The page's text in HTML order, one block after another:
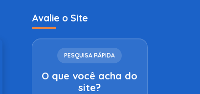
Avalie o Site
PESQUISA RÁPIDA
O que você acha do
site?